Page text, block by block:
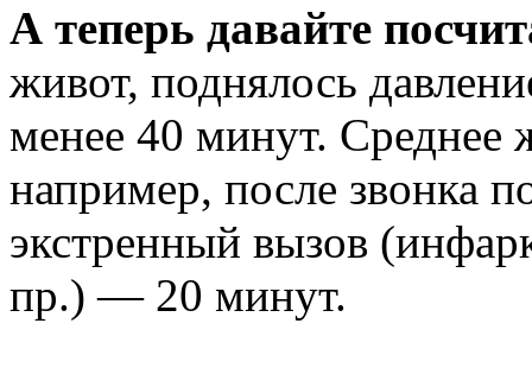
А теперь давайте
живот, поднялось
менее 40 минут. Среднее
например, после звонка
экстренный вызов
пр.) — 20 минут.